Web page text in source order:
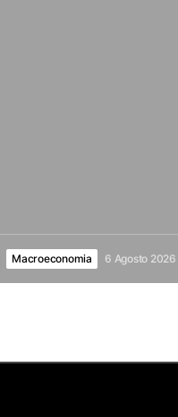
Macroeconomia 6 Agosto 2026